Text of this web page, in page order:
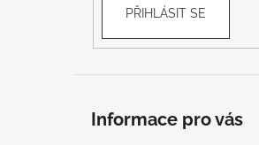
PŘIHLÁSIT SE
Informace pro vás